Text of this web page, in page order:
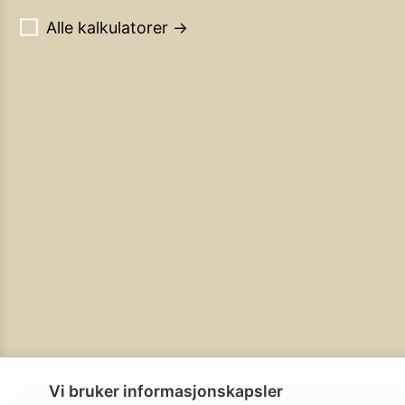
Alle kalkulatorer →
PersonvernBrukerbetingelserCookie-policyCookie-innstillinger
Vi bruker informasjonskapsler